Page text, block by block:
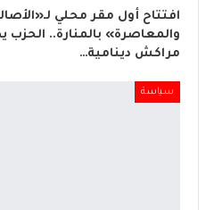
افتتاح أول مقر محلي
والمعاصرة» بالمنارة..
مراكش دينامية…
سياسة